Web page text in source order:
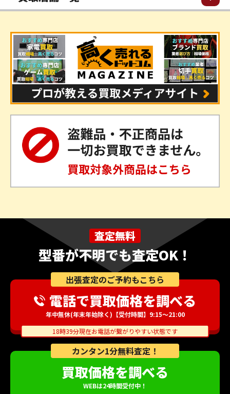
査定無料
型番が不明でも査定OK！
カンタン1分無料査定！
買取価格を調べる
WEBは24時間受付中！
出張査定のご予約もこちら
電話で買取価格を調べる
年中無休(年末年始除く)【受付時間】9:15～21:00
18時39分現在お電話が繋がりやすい状態です